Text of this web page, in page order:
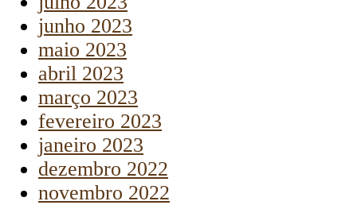
junho 2023
maio 2023
abril 2023
março 2023
fevereiro 2023
janeiro 2023
dezembro 2022
novembro 2022